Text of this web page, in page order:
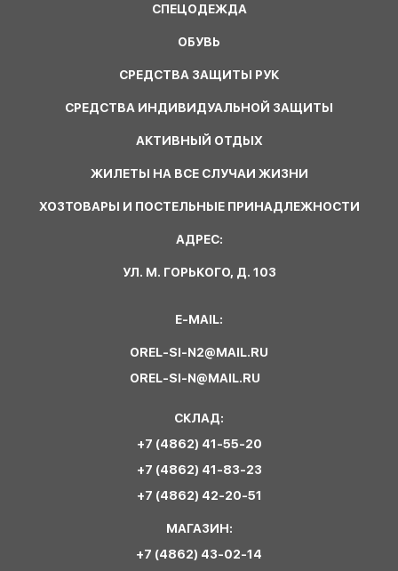
СПЕЦОДЕЖДА
ОБУВЬ
СРЕДСТВА ЗАЩИТЫ РУК
СРЕДСТВА ИНДИВИДУАЛЬНОЙ ЗАЩИТЫ
АКТИВНЫЙ ОТДЫХ
ЖИЛЕТЫ НА ВСЕ СЛУЧАИ ЖИЗНИ
ХОЗТОВАРЫ И ПОСТЕЛЬНЫЕ ПРИНАДЛЕЖНОСТИ
АДРЕС:
УЛ. М. ГОРЬКОГО, Д. 103
E-MAIL:
OREL-SI-N2@MAIL.RU
OREL-SI-N@MAIL.RU
СКЛАД:
+7 (4862) 41-55-20
+7 (4862) 41-83-23
+7 (4862) 42-20-51
МАГАЗИН:
+7 (4862) 43-02-14